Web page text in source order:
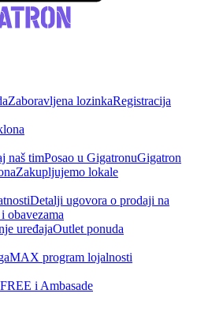
Zaboravljena lozinkaRegistracija
naš timPosao u GigatronuGigatron
Zakupljujemo lokale
Detalji ugovora o prodaji na
obavezama
uređajaOutlet ponuda
program lojalnosti
i Ambasade